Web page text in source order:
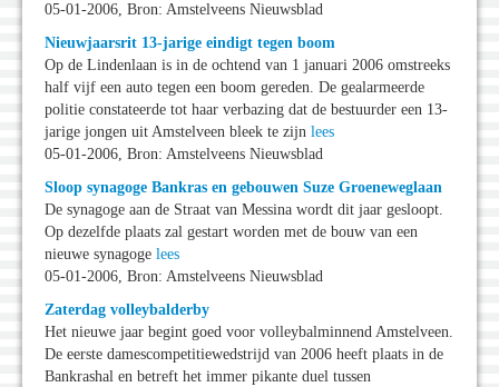
05-01-2006, Bron: Amstelveens Nieuwsblad
Nieuwjaarsrit 13-jarige eindigt tegen boom
Op de Lindenlaan is in de ochtend van 1 januari 2006 omstreeks
half vijf een auto tegen een boom gereden. De gealarmeerde
politie constateerde tot haar verbazing dat de bestuurder een 13-
jarige jongen uit Amstelveen bleek te zijn lees
05-01-2006, Bron: Amstelveens Nieuwsblad
Sloop synagoge Bankras en gebouwen Suze Groeneweglaan
De synagoge aan de Straat van Messina wordt dit jaar gesloopt.
Op dezelfde plaats zal gestart worden met de bouw van een
nieuwe synagoge lees
05-01-2006, Bron: Amstelveens Nieuwsblad
Zaterdag volleybalderby
Het nieuwe jaar begint goed voor volleybalminnend Amstelveen.
De eerste damescompetitiewedstrijd van 2006 heeft plaats in de
Bankrashal en betreft het immer pikante duel tussen